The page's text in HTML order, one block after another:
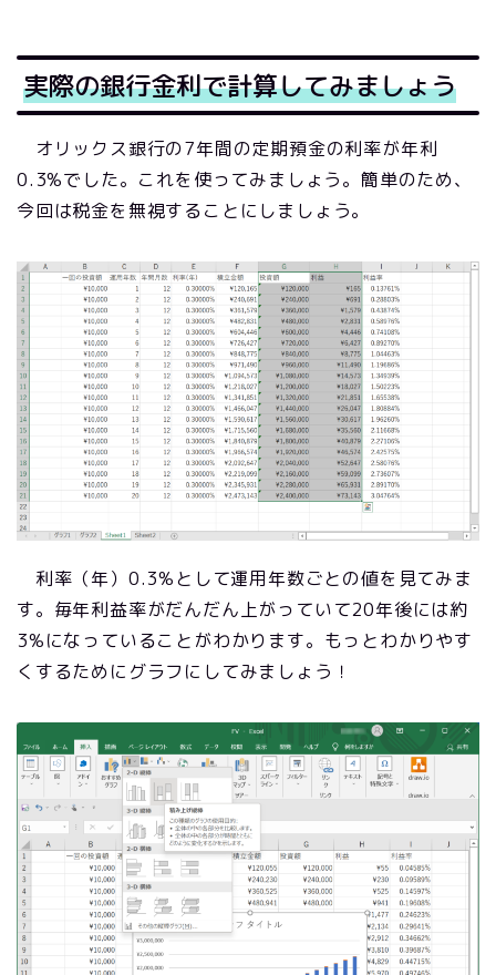
実際の銀行金利で計算してみましょう
オリックス銀行の7年間の定期預金の利率が年利
0.3%でした。これを使ってみましょう。簡単のため、
今回は税金を無視することにしましょう。
利率（年）0.3%として運用年数ごとの値を見てみま
す。毎年利益率がだんだん上がっていて20年後には約
3%になっていることがわかります。もっとわかりやす
くするためにグラフにしてみましょう！